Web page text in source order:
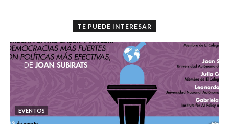
TE PUEDE INTERESAR
EVENTOS